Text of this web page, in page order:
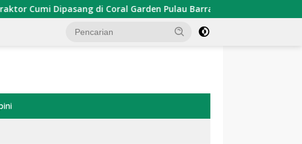
Dipasang di Coral Garden Pulau Barrang Caddi